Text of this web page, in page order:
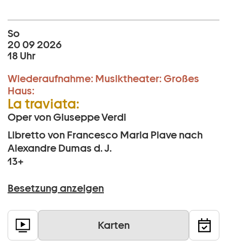
So
20 09 2026
18 Uhr
Wiederaufnahme: Musiktheater: Großes
Haus:
La traviata:
Oper von Giuseppe Verdi
Libretto von Francesco Maria Piave nach
Alexandre Dumas d. J.
13+
Besetzung anzeigen
Karten